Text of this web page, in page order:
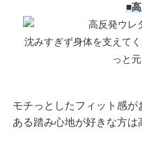
■
沈みすぎず身体を支えて
っと
モチっとしたフィット感
ある踏み心地が好きな方は